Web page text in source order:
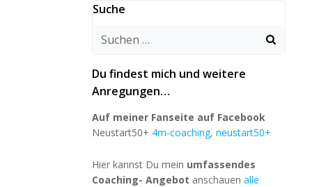
Suche
Du findest mich und weitere
Anregungen…
Auf meiner Fanseite auf Facebook
Neustart50+ 4m-coaching, neustart50+
Hier kannst Du mein umfassendes
Coaching- Angebot anschauen alle